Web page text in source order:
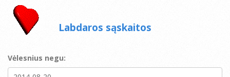
Labdaros sąskaitos
Vėlesnius negu: